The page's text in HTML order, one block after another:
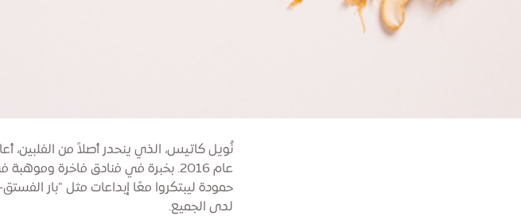
نُويل كاتيس، الذي ينحدر أصلاً من
عام 2016. بخبرة في فنادق فاخرة
حمودة ليبتكروا معًا إبداعات مثل "بار
لدى الجميع.